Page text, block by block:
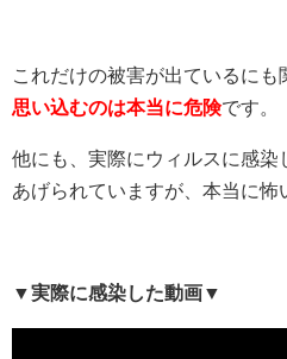
これだけの被害が出ているにも
思い込むのは本当に危険です。
他にも、実際にウィルスに感染
あげられていますが、本当に怖
▼実際に感染した動画▼